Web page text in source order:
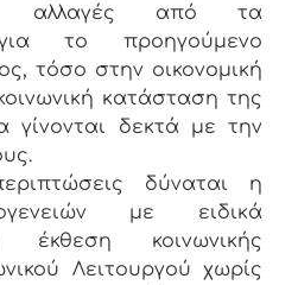
αλλαγές από τα
το προηγούμενο
τόσο στην οικονομική
κατάσταση της
γίνονται δεκτά με την
δύναται η
με ειδικά
έκθεση κοινωνικής
Λειτουργού χωρίς